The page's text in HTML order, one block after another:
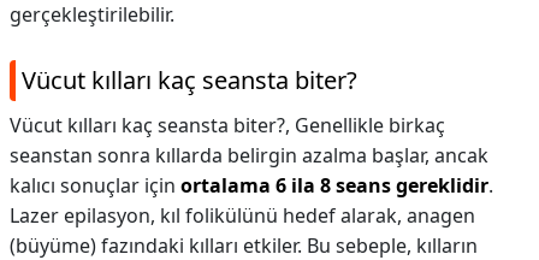
gerçekleştirilebilir.
Vücut kılları kaç seansta biter?
Vücut kılları kaç seansta biter?, Genellikle birkaç
seanstan sonra kıllarda belirgin azalma başlar, ancak
kalıcı sonuçlar için ortalama 6 ila 8 seans gereklidir.
Lazer epilasyon, kıl folikülünü hedef alarak, anagen
(büyüme) fazındaki kılları etkiler. Bu sebeple, kılların